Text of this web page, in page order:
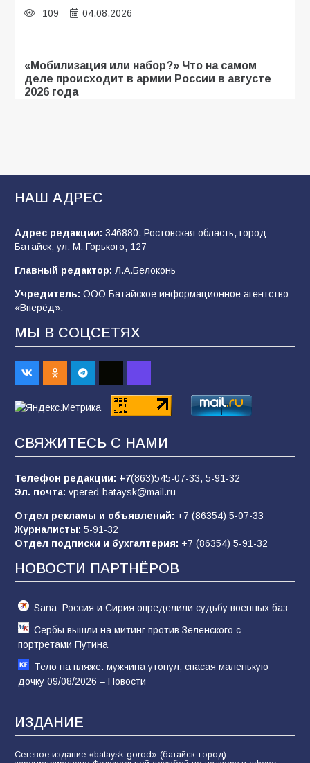
109 04.08.2026
«Мобилизация или набор?» Что на самом
деле происходит в армии России в августе
2026 года
мастер-класс «Бумажный парашют» ко Дню
ВДВ
109 03.08.2026
В детском саду № 35 дети освоили
строительные профессии в ходе
спортивного праздника
92
Батайским спортсменам вручили награды
70 08.08.2026
Евгений Остапенко
Батайчане вышли в финал Всероссийского
конкурса «Большая перемена»
НАШ АДРЕС
Адрес редакции: 346880, Ростовская область, город
Батайск, ул. М. Горького, 127
Главный редактор: Л.А.Белоконь
Учредитель: ООО Батайское информационное агентство
«Вперёд».
МЫ В СОЦСЕТЯХ
СВЯЖИТЕСЬ С НАМИ
Телефон редакции: +7(863)545-07-33, 5-91-32
Эл. почта: vpered-bataysk@mail.ru
Отдел рекламы и объявлений: +7 (86354) 5-07-33
Журналисты: 5-91-32
Отдел подписки и бухгалтерия: +7 (86354) 5-91-32
НОВОСТИ ПАРТНЁРОВ
Sana: Россия и Сирия определили судьбу военных баз
Сербы вышли на митинг против Зеленского с
портретами Путина
Тело на пляже: мужчина утонул, спасая маленькую
дочку 09/08/2026 – Новости
ИЗДАНИЕ
Сетевое издание «bataysk-gorod» (батайск-город)